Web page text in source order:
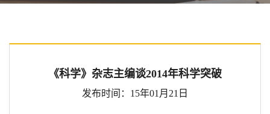
《科学》杂志主编谈2014年科学突破
发布时间：15年01月21日